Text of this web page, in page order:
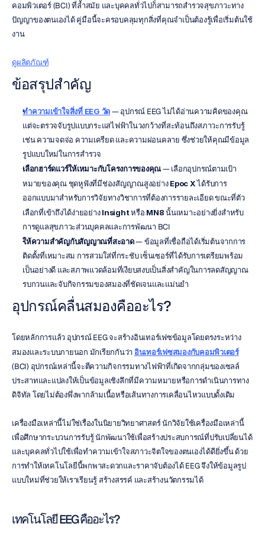
คอมพิวเตอร์ (BCI) ที่ล้ำสมัย และบุคคลทั่วไปก็สามารถสำรวจสุขภาวะทาง
ปัญญาของตนเองได้ คู่มือนี้จะครอบคลุมทุกสิ่งที่คุณจำเป็นต้องรู้เพื่อเริ่มต้นใช้
งาน
ดูผลิตภัณฑ์
ข้อสรุปสำคัญ
ทำความเข้าใจสิ่งที่ EEG วัด — อุปกรณ์ EEG ไม่ได้อ่านความคิดของคุณ
แต่จะตรวจจับรูปแบบกระแสไฟฟ้าในวงกว้างที่สะท้อนถึงสภาวะการรับรู้
เช่น ความจดจ่อ ความเครียด และความผ่อนคลาย ซึ่งช่วยให้คุณมีข้อมูล
รูปแบบใหม่ในการสำรวจ
เลือกฮาร์ดแวร์ให้เหมาะกับโครงการของคุณ — เลือกอุปกรณ์ตามเป้า
หมายของคุณ ชุดหูฟังที่มีช่องสัญญาณสูงอย่าง Epoc X ได้รับการ
ออกแบบมาสำหรับการวิจัยทางวิชาการที่ต้องการรายละเอียด ขณะที่ตัว
เลือกที่เข้าถึงได้ง่ายอย่าง Insight หรือ MN8 นั้นเหมาะอย่างยิ่งสำหรับ
การดูแลสุขภาวะส่วนบุคคลและการพัฒนา BCI
ให้ความสำคัญกับสัญญาณที่สะอาด — ข้อมูลที่เชื่อถือได้เริ่มต้นจากการ
ติดตั้งที่เหมาะสม การสวมใส่ที่กระชับ เซ็นเซอร์ที่ได้รับการเตรียมพร้อม
เป็นอย่างดี และสภาพแวดล้อมที่เงียบสงบเป็นสิ่งสำคัญในการลดสัญญาณ
รบกวนและจับกิจกรรมของสมองที่ชัดเจนและแม่นยำ
อุปกรณ์คลื่นสมองคืออะไร?
โดยหลักการแล้ว อุปกรณ์ EEG จะสร้างอินเทอร์เฟซข้อมูลโดยตรงระหว่าง
สมองและระบบภายนอก มักเรียกกันว่า อินเทอร์เฟซสมองกับคอมพิวเตอร์
(BCI) อุปกรณ์เหล่านี้จะตีความกิจกรรมทางไฟฟ้าที่เกิดจากกลุ่มของเซลล์
ประสาทและแปลงให้เป็นข้อมูลเชิงลึกที่มีความหมายหรือการดำเนินการทาง
ดิจิทัล โดยไม่ต้องพึ่งพากล้ามเนื้อหรือเส้นทางการเคลื่อนไหวแบบดั้งเดิม
เครื่องมือเหล่านี้ไม่ใช่เรื่องในนิยายวิทยาศาสตร์ นักวิจัยใช้เครื่องมือเหล่านี้
เพื่อศึกษากระบวนการรับรู้ นักพัฒนาใช้เพื่อสร้างประสบการณ์ที่ปรับเปลี่ยนได้
และบุคคลทั่วไปใช้เพื่อทำความเข้าใจสภาวะจิตใจของตนเองได้ดียิ่งขึ้น ด้วย
การทำให้เทคโนโลยีนี้พกพาสะดวกและราคาจับต้องได้ EEG จึงให้ข้อมูลรูป
แบบใหม่ที่ช่วยให้เราเรียนรู้ สร้างสรรค์ และสร้างนวัตกรรมได้
เทคโนโลยี EEG คืออะไร?